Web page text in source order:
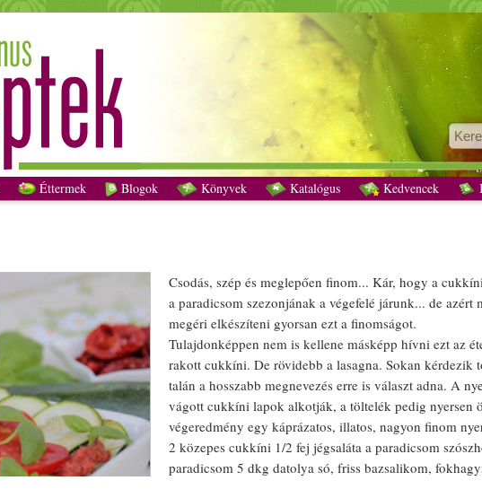
Lasagna recept vegetáriánus
Éttermek Blogok Könyvek Katalógus Kedvencek
Csodás, szép és meglepően finom... Kár, hogy a
a paradicsom szezonjának a végefelé járunk... de azért
megéri elkészíteni gyorsan ezt a finomságot.
Tulajdonképpen nem is kellene másképp hívni ezt az
rakottcukkíni. De rövidebb a lasagna. Sokan kérdezik
talán a hosszabb megnevezés erre is választ adna. A
vágott cukkíni lapok alkotják, a töltelékpedig nyersen
végeredmény egy káprázatos, illatos, nagyon finom
2 közepes cukkíni 1/­­2 fej jégsalátaa paradicsom szósz
paradicsom5 dkg datolyasó, friss bazsalikom,